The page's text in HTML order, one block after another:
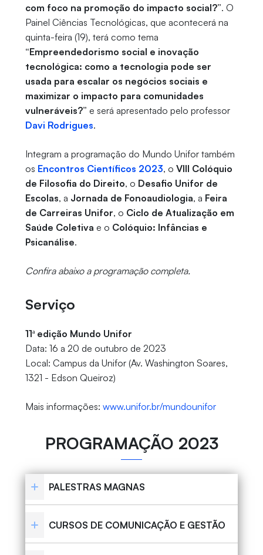
com foco na promoção do impacto social?”. O
Painel Ciências Tecnológicas, que acontecerá na
quinta-feira (19), terá como tema
“Empreendedorismo social e inovação
tecnológica: como a tecnologia pode ser
usada para escalar os negócios sociais e
maximizar o impacto para comunidades
vulneráveis?” e será apresentado pelo professor
Davi Rodrigues.
Integram a programação do Mundo Unifor também
os Encontros Científicos 2023, o VIII Colóquio
de Filosofia do Direito, o Desafio Unifor de
Escolas, a Jornada de Fonoaudiologia, a Feira
de Carreiras Unifor, o Ciclo de Atualização em
Saúde Coletiva e o Colóquio: Infâncias e
Psicanálise.
Confira abaixo a programação completa.
Serviço
11ª edição Mundo Unifor
Data: 16 a 20 de outubro de 2023
Local: Campus da Unifor (Av. Washington Soares,
1321 - Edson Queiroz)
Mais informações: www.unifor.br/mundounifor
PROGRAMAÇÃO 2023
PALESTRAS MAGNAS
CURSOS DE COMUNICAÇÃO E GESTÃO